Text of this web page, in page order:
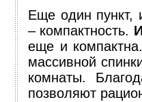
Еще один пункт,
– компактность.
еще и
массивной
комнаты.
позволяют